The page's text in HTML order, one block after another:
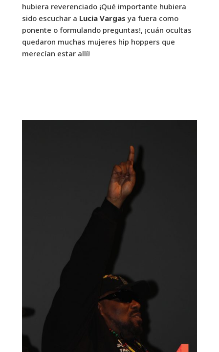
hubiera reverenciado ¡Qué importante hubiera
sido escuchar a Lucia Vargas ya fuera como
ponente o formulando preguntas!, ¡cuán ocultas
quedaron muchas mujeres hip hoppers que
merecían estar allí!